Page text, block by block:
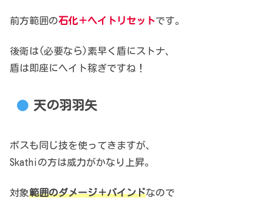
前方範囲の石化＋ヘイトリセットです。
後衛は(必要なら)素早く盾にストナ、
盾は即座にヘイト稼ぎですね！
天の羽羽矢
ボスも同じ技を使ってきますが、
Skathiの方は威力がかなり上昇。
対象範囲のダメージ＋バインドなので